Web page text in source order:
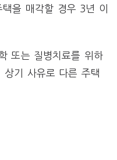
을 매각할 경우 3년 이
또는 질병치료를 위하
상기 사유로 다른 주택